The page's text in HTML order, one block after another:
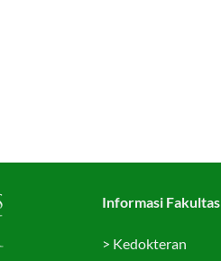
Informasi Fakultas
> Kedokteran